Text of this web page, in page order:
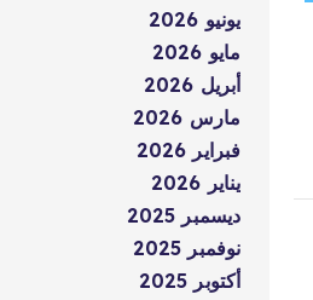
يونيو 2026
مايو 2026
أبريل 2026
مارس 2026
فبراير 2026
يناير 2026
ديسمبر 2025
نوفمبر 2025
أكتوبر 2025